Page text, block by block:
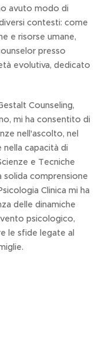
avuto modo di
contesti: come
e risorse umane,
presso
evolutiva, dedicato
Counseling,
mi ha consentito di
nell'ascolto, nel
capacità di
e Tecniche
solida comprensione
Clinica mi ha
delle dinamiche
psicologico,
le sfide legate al